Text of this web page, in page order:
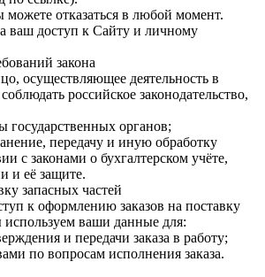
отказаться в любой момент.
ваш доступ к Сайту и личному
закона
осуществляющее деятельность в
российское законодательство,
государственных органов;
передачу и иную обработку
с законами о бухгалтерском учёте,
и её защите.
запасных частей
к оформлению заказов на поставку
используем ваши данные для:
и передачи заказа в работу;
по вопросам исполнения заказа.